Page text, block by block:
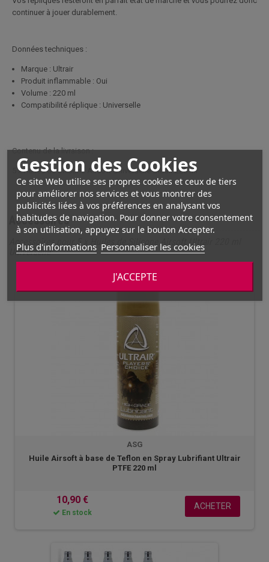
Gestion des Cookies
Ce site Web utilise ses propres cookies et ceux de tiers
pour améliorer nos services et vous montrer des
publicités liées à vos préférences en analysant vos
habitudes de navigation. Pour donner votre consentement
à son utilisation, appuyez sur le bouton Accepter.
Plus d'informations Personnaliser les cookies
J'ACCEPTE
continuer à jouer durablement.
Données techniques :
Marque : Ultrair
Produit inflammable : Oui
Volume : 220 ml
Compatibilité réplique : Universelle
Contenu de la livraison :
5 x Huiles de Silicone Airsoft Universelle Ultrair 220 ml
Accessoires
Accessoires pour 5 x Huiles de Silicone Airsoft Ultrair 220 ml
Universelle
ASG
Huile Airsoft à base de Teflon en Spray Lubrifiant Ultrair
PTFE 220 ml
10,90 €
En stock
ACHETER